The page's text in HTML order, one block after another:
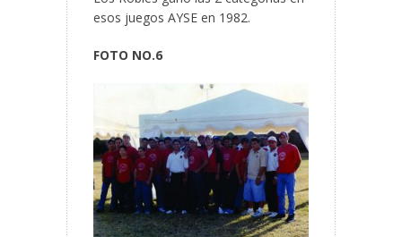
esos juegos AYSE en 1982.
FOTO NO.6